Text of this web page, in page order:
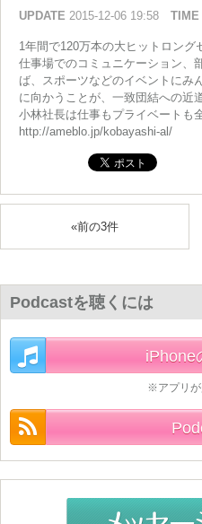
UPDATE 2015-12-06 19:58 TIME
1年間で120万本の大ヒットロング
仕事場でのコミュニケーション、
ば、スポーツなどのイベントにみ
に向かうことが、一致団結への近
小林社長は仕事もプライベートも
http://ameblo.jp/kobayashi-al/
«前の3件
Podcastを聴くには
iPhone
※アプリが